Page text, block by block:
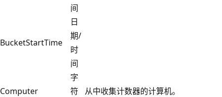
间
BucketStartTime
日
期/
时
间
Computer
字
符
从中收集计数器的计算机。